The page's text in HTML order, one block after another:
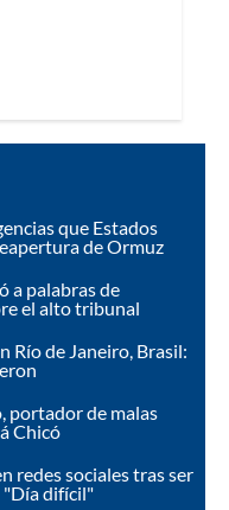
que Estados
de Ormuz
a palabras de
el alto tribunal
Río de Janeiro, Brasil:
portador de malas
Chicó
redes sociales tras ser
"Día difícil"